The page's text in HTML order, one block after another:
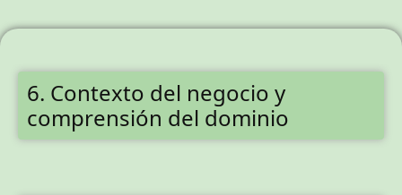
6. Contexto del negocio y
comprensión del dominio